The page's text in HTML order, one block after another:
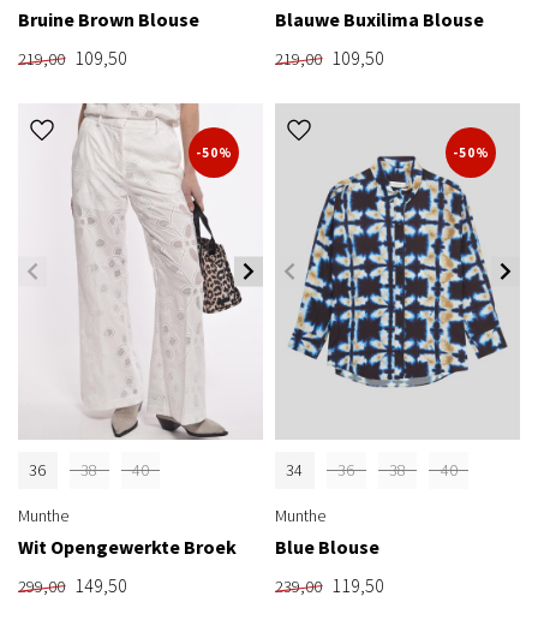
Bruine Brown Blouse
219,00 109,50
Blauwe Buxilima Blouse
219,00 109,50
-50%
36 38 40
Munthe
Wit Opengewerkte Broek
299,00 149,50
-50%
34 36 38 40
Munthe
Blue Blouse
239,00 119,50